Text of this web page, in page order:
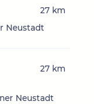
Neustadt
27 km
Neustadt
27 km